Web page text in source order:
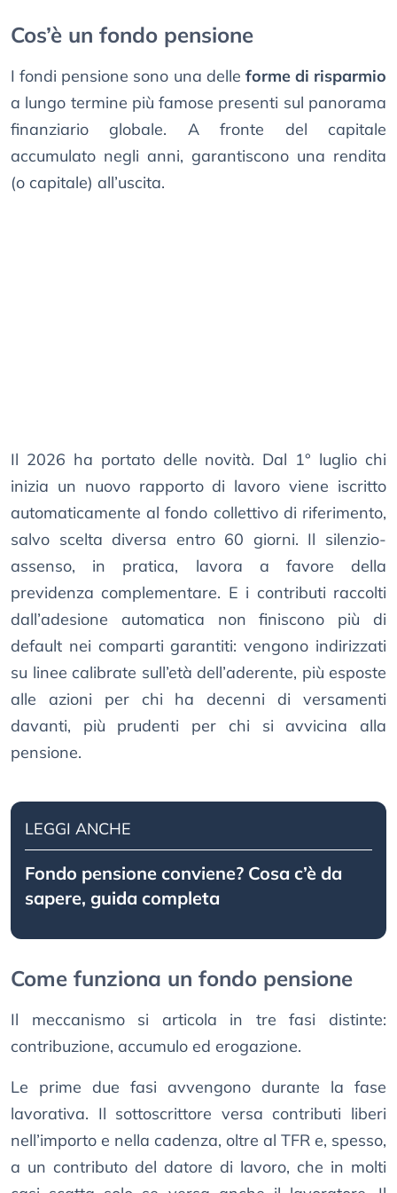
Cos’è un fondo pensione
I fondi pensione sono una delle forme di risparmio
a lungo termine più famose presenti sul panorama
finanziario globale. A fronte del capitale
accumulato negli anni, garantiscono una rendita
(o capitale) all’uscita.
Il 2026 ha portato delle novità. Dal 1° luglio chi
inizia un nuovo rapporto di lavoro viene iscritto
automaticamente al fondo collettivo di riferimento,
salvo scelta diversa entro 60 giorni. Il silenzio-
assenso, in pratica, lavora a favore della
previdenza complementare. E i contributi raccolti
dall’adesione automatica non finiscono più di
default nei comparti garantiti: vengono indirizzati
su linee calibrate sull’età dell’aderente, più esposte
alle azioni per chi ha decenni di versamenti
davanti, più prudenti per chi si avvicina alla
pensione.
LEGGI ANCHE
Fondo pensione conviene? Cosa c’è da
sapere, guida completa
Come funziona un fondo pensione
Il meccanismo si articola in tre fasi distinte:
contribuzione, accumulo ed erogazione.
Le prime due fasi avvengono durante la fase
lavorativa. Il sottoscrittore versa contributi liberi
nell’importo e nella cadenza, oltre al TFR e, spesso,
a un contributo del datore di lavoro, che in molti